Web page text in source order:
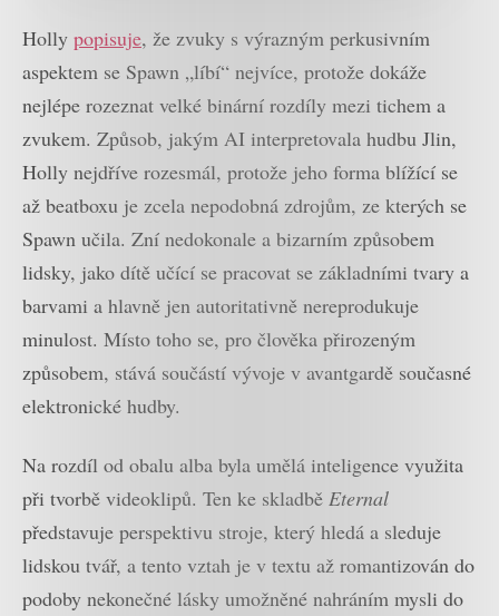
Holly popisuje, že zvuky s výrazným perkusivním
aspektem se Spawn „líbí“ nejvíce, protože dokáže
nejlépe rozeznat velké binární rozdíly mezi tichem a
zvukem. Způsob, jakým AI interpretovala hudbu Jlin,
Holly nejdříve rozesmál, protože jeho forma blížící se
až beatboxu je zcela nepodobná zdrojům, ze kterých se
Spawn učila. Zní nedokonale a bizarním způsobem
lidsky, jako dítě učící se pracovat se základními tvary a
barvami a hlavně jen autoritativně nereprodukuje
minulost. Místo toho se, pro člověka přirozeným
způsobem, stává součástí vývoje v avantgardě současné
elektronické hudby.
Na rozdíl od obalu alba byla umělá inteligence využita
při tvorbě videoklipů. Ten ke skladbě Eternal
představuje perspektivu stroje, který hledá a sleduje
lidskou tvář, a tento vztah je v textu až romantizován do
podoby nekonečné lásky umožněné nahráním mysli do